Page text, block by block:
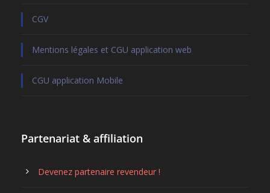
CGV
Mentions légales et CGU application web
CGU application Mobile
Partenariat & affiliation
Devenez partenaire revendeur !